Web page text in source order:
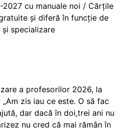
2027 cu manuale noi / Cărțile
și diferă în funcție de
specializare
a profesorilor 2026, la
zis iau ce este. O să fac
dar dacă în doi,trei ani nu
nu cred că mai rămân în